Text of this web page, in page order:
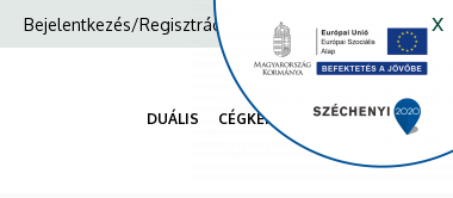
x
Anonim
Bejelentkezés/Regisztráció
navigáció
DUÁLIS CÉGKERESŐ